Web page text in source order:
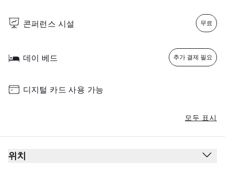
Sunday 00:00 - 23:59
콘퍼런스 시설 무료
데이 베드 추가 결제 필요
디지털 카드 사용 가능
모두 표시
위치